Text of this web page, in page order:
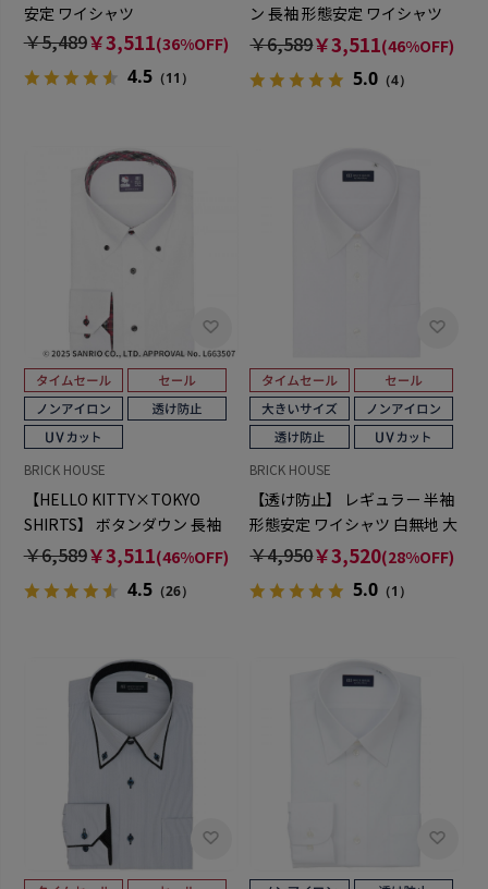
安定 ワイシャツ
￥5,489￥3,511(36%OFF)
4.5（11）
ン 長袖 形態安定 ワイシャツ
【透け防止】
￥6,589￥3,511(46%OFF)
5.0 （4）
BRICK HOUSE
【HELLO KITTY×TOKYO
SHIRTS】 ボタンダウン 長袖
形態安定 ワイシャツ
￥6,589￥3,511(46%OFF)
4.5（26）
BRICK HOUSE
【透け防止】 レギュラー 半袖
形態安定 ワイシャツ 白無地 大
きいサイズ
￥4,950￥3,520(28%OFF)
5.0 （1）